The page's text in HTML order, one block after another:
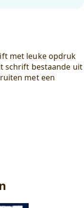
met leuke opdruk
schrift bestaande uit
met een